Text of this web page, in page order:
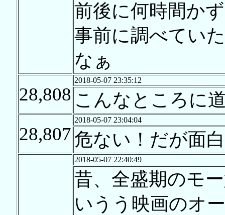
前後に何時間か
事前に調べてい
なぁ
28,808
2018-05-07 23:35:12
こんなところに
28,807
2018-05-07 23:04:04
危ない！だが面
2018-05-07 22:40:49
昔、全盛期のモ
いうう映画のオ